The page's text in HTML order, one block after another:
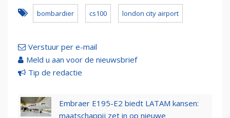
bombardier cs100 london city airport
Verstuur per e-mail
Meld u aan voor de nieuwsbrief
Tip de redactie
Embraer E195-E2 biedt LATAM kansen:
maatschappij zet in op nieuwe